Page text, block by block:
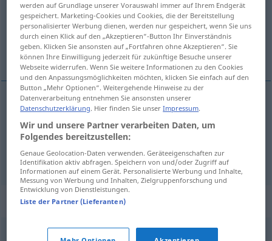
Übersicht aller Übersetzungen
(Für mehr Details die Übersetzung anklicken/antippen)
aider qn avec qc
Beispiele
jemandem (mit etwas) aushelfen
aiderqn
Synonyme für "aushelfen"
werden auf Grundlage unserer Vorauswahl immer auf Ihrem Endgerät
gespeichert. Marketing-Cookies und Cookies, die der Bereitstellung
personalisierter Werbung dienen, werden nur gespeichert, wenn Sie uns
durch einen Klick auf den „Akzeptieren“-Button Ihr Einverständnis
geben. Klicken Sie ansonsten auf „Fortfahren ohne Akzeptieren“. Sie
können Ihre Einwilligung jederzeit für zukünftige Besuche unserer
Webseite widerrufen. Wenn Sie weitere Informationen zu den Cookies
und den Anpassungsmöglichkeiten möchten, klicken Sie einfach auf den
Button „Mehr Optionen“. Weitergehende Hinweise zu der
Datenverarbeitung entnehmen Sie ansonsten unserer
Datenschutzerklärung. Hier finden Sie unserImpressum.
Wir und unsere Partner verarbeiten Daten, um
Folgendes bereitzustellen:
Genaue Geolocation-Daten verwenden. Geräteeigenschaften zur
Identifikation aktiv abfragen. Speichern von und/oder Zugriff auf
Informationen auf einem Gerät. Personalisierte Werbung und Inhalte,
Messung von Werbung und Inhalten, Zielgruppenforschung und
Entwicklung von Dienstleistungen.
Liste der Partner (Lieferanten)